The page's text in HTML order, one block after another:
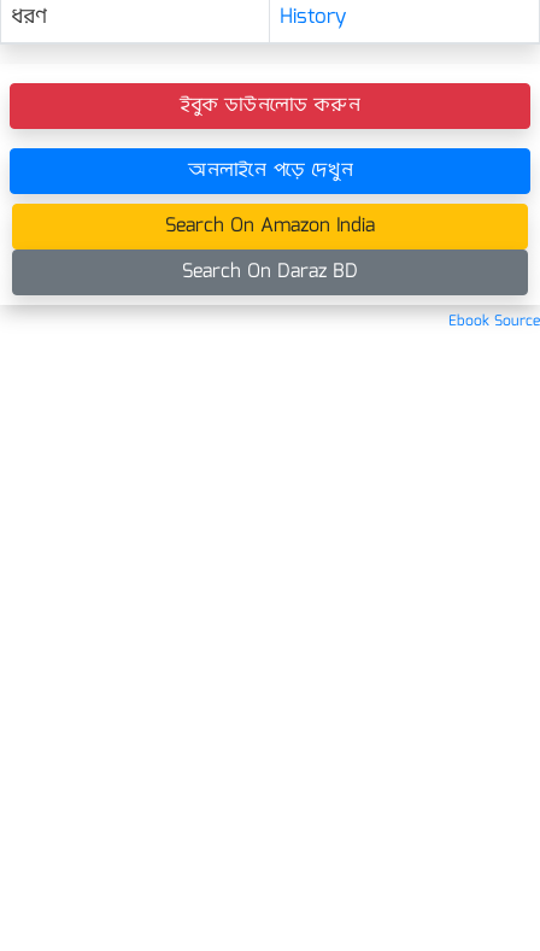
ধরণ
History
ইবুক ডাউনলোড করুন
অনলাইনে পড়ে দেখুন
Search On Amazon India
Search On Daraz BD
Ebook Source